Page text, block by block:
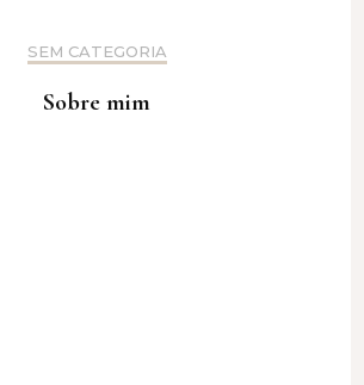
SEM CATEGORIA
Sobre mim